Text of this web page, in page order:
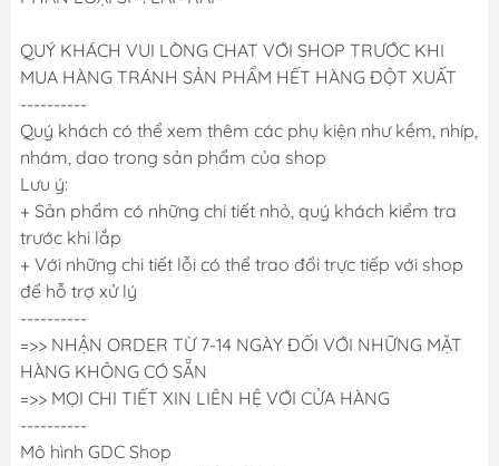
QUÝ KHÁCH VUI LÒNG CHAT VỚI SHOP TRƯỚC KHI
MUA HÀNG TRÁNH SẢN PHẨM HẾT HÀNG ĐỘT XUẤT
----------
Quý khách có thể xem thêm các phụ kiện như kềm, nhíp,
nhám, dao trong sản phẩm của shop
Lưu ý:
+ Sản phẩm có những chi tiết nhỏ, quý khách kiểm tra
trước khi lắp
+ Với những chi tiết lỗi có thể trao đổi trực tiếp với shop
để hỗ trợ xử lý
----------
=>> NHẬN ORDER TỪ 7-14 NGÀY ĐỐI VỚI NHỮNG MẶT
HÀNG KHÔNG CÓ SẴN
=>> MỌI CHI TIẾT XIN LIÊN HỆ VỚI CỬA HÀNG
----------
Mô hình GDC Shop